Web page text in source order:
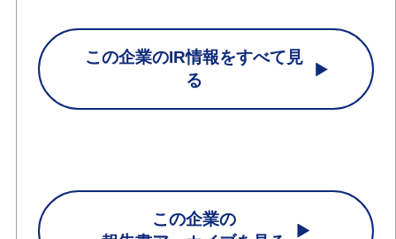
この企業のIR情報をすべて見
る
この企業の